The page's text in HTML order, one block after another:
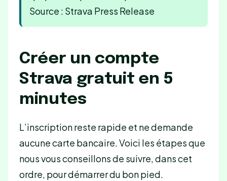
Source : Strava Press Release
Créer un compte
Strava gratuit en 5
minutes
L’inscription reste rapide et ne demande
aucune carte bancaire. Voici les étapes que
nous vous conseillons de suivre, dans cet
ordre, pour démarrer du bon pied.